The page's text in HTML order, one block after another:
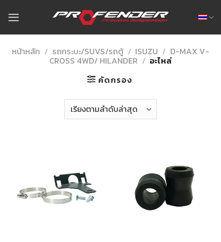
content
หน้าหลัก / รถกระบะ/SUVS/รถตู้ / ISUZU / D-MAX V-
CROSS 4WD/ HILANDER / อะไหล่
คัดกรอง